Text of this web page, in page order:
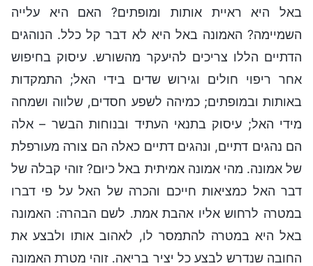
באל היא ראיית אותות ומופתים? האם היא עלייה
השמיימה? האמונה באל היא לא דבר קל כלל. הנוהגים
הדתיים הללו צריכים להיעקר מהשורש. עיסוק בחיפוש
אחר ריפוי חולים וגירוש שדים בידי האל; התמקדות
באותות ובמופתים; כמיהה לשפע חסדים, שלווה ושמחה
מידי האל; עיסוק בתנאי העתיד ובנוחות הבשר – אלה
הם נהגים דתיים, ונהגים דתיים כאלה הם צורה מעורפלת
של אמונה. מהי אמונה אמיתית באל כיום? זוהי קבלה של
דבר האל כמציאות חייכם והכרה של האל על פי דברו
במטרה לרחוש אליו אהבת אמת. לשם הבהרה: האמונה
באל היא במטרה להתמסר לו, לאהוב אותו ולבצע את
החובה שנדרש לבצע כל יציר בריאה. זוהי מטרת האמונה